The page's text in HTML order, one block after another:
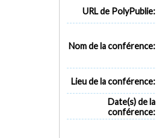
URL de PolyPublie:
Nom de la conférence:
Lieu de la conférence:
Date(s) de la
conférence: